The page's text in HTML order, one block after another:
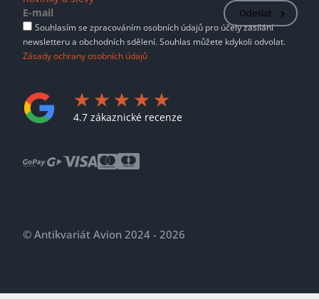
Odeslat
Souhlasím se zpracováním osobních údajů pro účely zasílání
newsletteru a obchodních sdělení. Souhlas můžete kdykoli odvolat.
Zásady ochrany osobních údajů
4.7 zákaznické recenze
© Antikvariát Avion 2024 - 2026